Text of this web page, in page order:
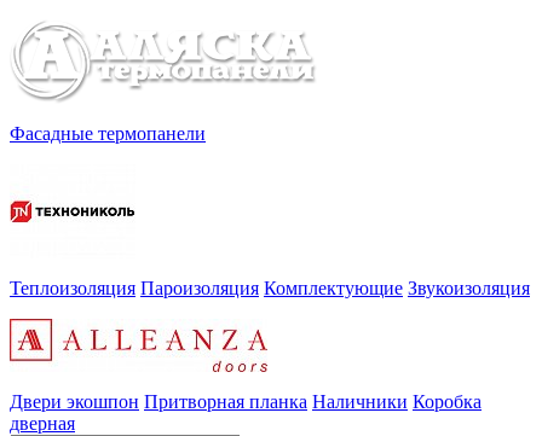
Фасадные термопанели
Теплоизоляция Пароизоляция Комплектующие Звукоизоляция
Двери экошпон Притворная планка Наличники Коробка
дверная